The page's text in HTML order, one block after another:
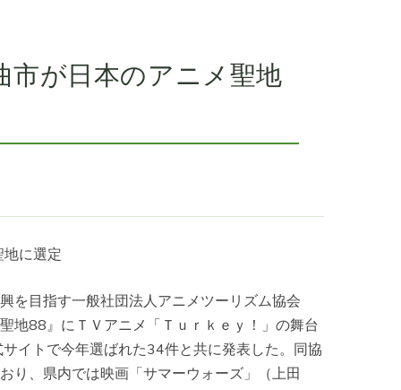
市が日本のアニメ聖地
に選定
目指す一般社団法人アニメツーリズム協会
地88』にＴＶアニメ「Ｔｕｒｋｅｙ！」の舞台
イトで今年選ばれた34件と共に発表した。同協
り、県内では映画「サマーウォーズ」（上田